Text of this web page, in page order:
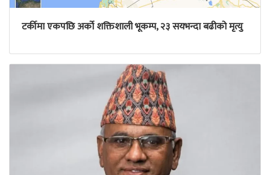
टर्कीमा एकपछि अर्को शक्तिशाली भूकम्प, २३ सयभन्दा बढीको मृत्यु